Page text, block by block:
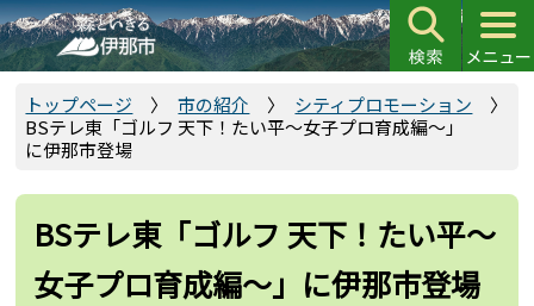
こ
の
ペ
先
トップページ 市の紹介
シティプロモーション
BSテレ東「ゴルフ 天下！たい平～女子プロ育成編～」
に伊那市登場
BSテレ東「ゴルフ 天下！たい平～
女子プロ育成編～」に伊那市登場